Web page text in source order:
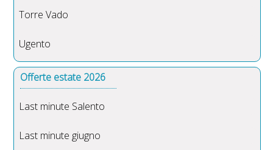
Torre Vado
Ugento
Offerte estate 2026
Last minute Salento
Last minute giugno